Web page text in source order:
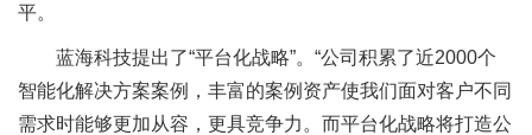
平。
蓝海科技提出了“平台化战略”。“公司积累了近2000个
智能化解决方案案例，丰富的案例资产使我们面对客户不同
需求时能够更加从容，更具竞争力。而平台化战略将打造公